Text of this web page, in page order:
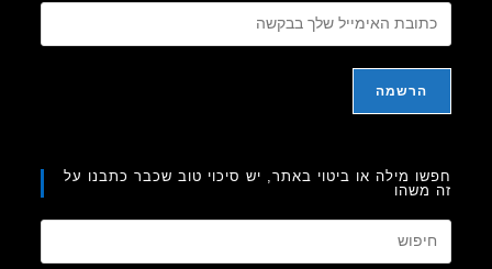
מילה או ביטוי באתר, יש סיכוי טוב שכבר כתבנו על
Escape